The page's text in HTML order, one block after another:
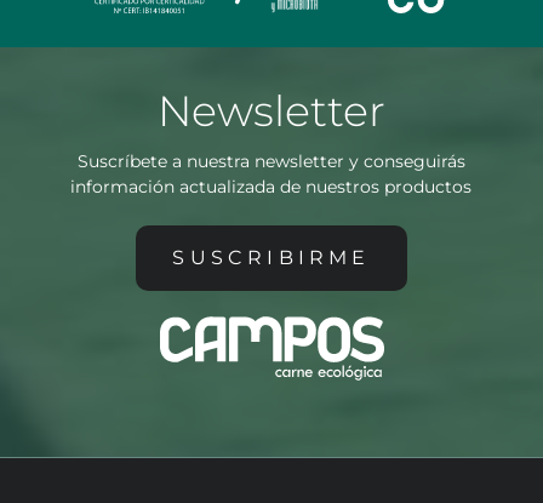
Newsletter
Suscríbete a nuestra newsletter y conseguirás
información actualizada de nuestros productos
SUSCRIBIRME